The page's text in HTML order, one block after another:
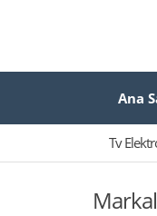
Ana
Tv